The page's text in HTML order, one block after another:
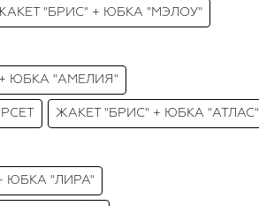
"БРИС" + ЮБКА "МЭЛОУ"
ЮБКА "АМЕЛИЯ"
ЖАКЕТ "БРИС" + ЮБКА "АТЛАС"
ЮБКА "ЛИРА"